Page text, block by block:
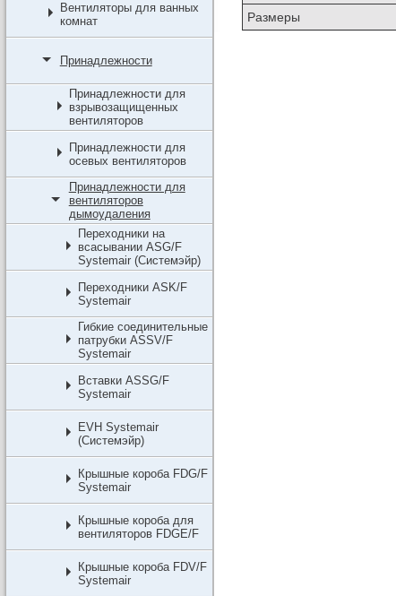
Вентиляторы для ванных
комнат
Принадлежности
Принадлежности для
взрывозащищенных
вентиляторов
Принадлежности для
осевых вентиляторов
Принадлежности для
вентиляторов
дымоудаления
Переходники на
всасывании ASG/F
Systemair (Системэйр)
Переходники ASK/F
Systemair
Гибкие соединительные
патрубки ASSV/F
Systemair
Вставки ASSG/F
Systemair
EVH Systemair
(Системэйр)
Крышные короба FDG/F
Systemair
Крышные короба для
вентиляторов FDGE/F
Крышные короба FDV/F
Systemair
Размеры